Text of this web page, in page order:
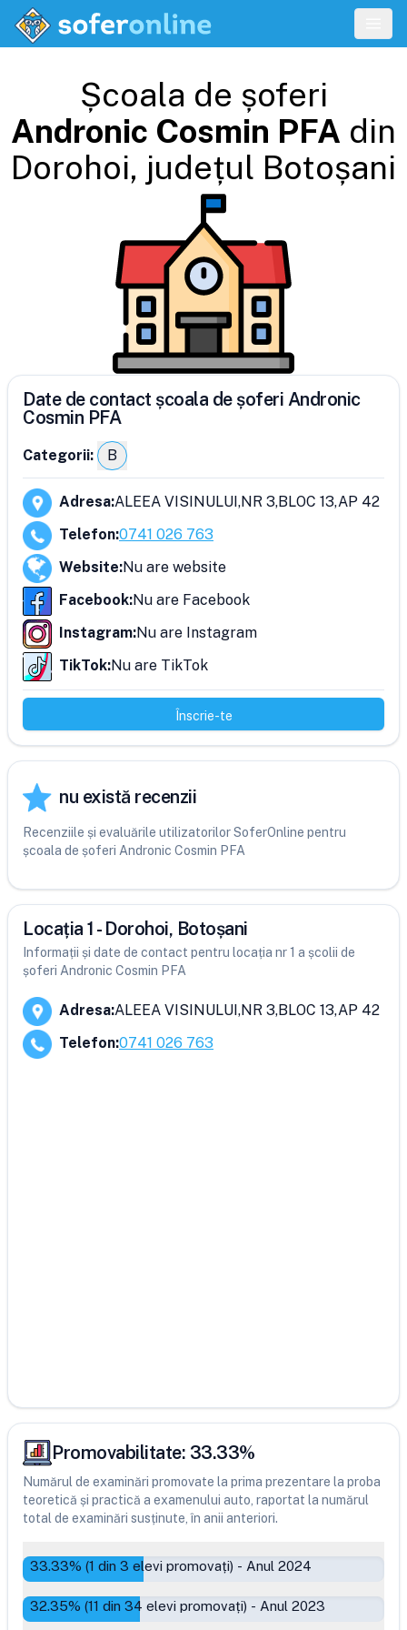
Școala de șoferi
Andronic Cosmin PFA din
Dorohoi, județul Botoșani
Date de contact școala de șoferi Andronic
Cosmin PFA
Categorii: B
Adresa:ALEEA VISINULUI,NR 3,BLOC 13,AP 42
Telefon:0741 026 763
Website:Nu are website
Facebook:Nu are Facebook
Instagram:Nu are Instagram
TikTok:Nu are TikTok
Înscrie-te
nu există recenzii
Recenziile și evaluările utilizatorilor SoferOnline pentru
școala de șoferi Andronic Cosmin PFA
Locația 1 - Dorohoi, Botoșani
Informații și date de contact pentru locația nr 1 a școlii de
șoferi Andronic Cosmin PFA
Adresa:ALEEA VISINULUI,NR 3,BLOC 13,AP 42
Telefon:0741 026 763
Promovabilitate: 33.33%
Numărul de examinări promovate la prima prezentare la proba
teoretică și practică a examenului auto, raportat la numărul
total de examinări susținute, în anii anteriori.
33.33% (1 din 3 elevi promovați) - Anul 2024
32.35% (11 din 34 elevi promovați) - Anul 2023